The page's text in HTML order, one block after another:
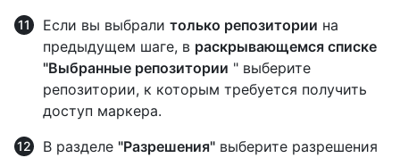
Если вы выбрали только репозитории на
предыдущем шаге, в раскрывающемся списке
"Выбранные репозитории " выберите
репозитории, к которым требуется получить
доступ маркера.
В разделе "Разрешения" выберите разрешения